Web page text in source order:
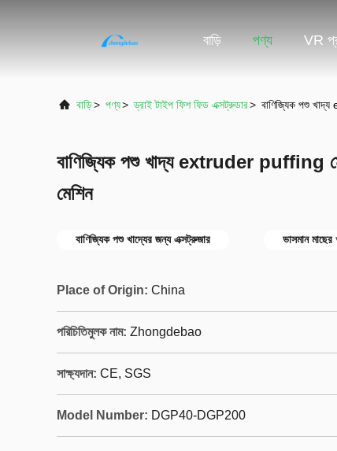
বাড়ি পণ্য VR
বাড়ি> পণ্য> ড্রাই টাইপ ফিশ ফিড এক্সট্রুডার> বাণিজ্যিক পশু
বাণিজ্যিক পশু খাদ্য extruder puffing
মেশিন
বাণিজ্যিক পশু খাদ্যের জন্য এক্সট্রুজার ভাসমান মাছের
Place of Origin: China
পরিচিতিমুলক নাম: Zhongdebao
সাক্ষ্যদান: CE, SGS
Model Number: DGP40-DGP200